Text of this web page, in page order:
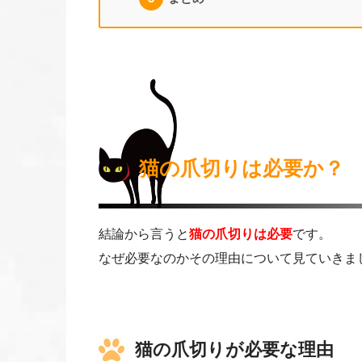
猫の爪切りは必要か？
結論から言うと猫の爪切りは必要です。
なぜ必要なのかその理由について見ていきま
猫の爪切りが必要な理由